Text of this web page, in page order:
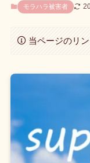
モラハラ被害者
当ページのリ